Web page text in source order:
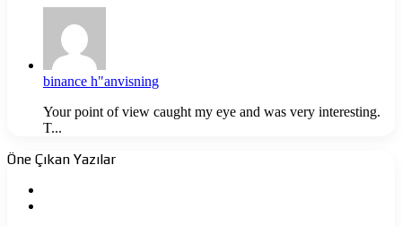
binance h"anvisning
Your point of view caught my eye and was very interesting.
T...
Öne Çıkan Yazılar